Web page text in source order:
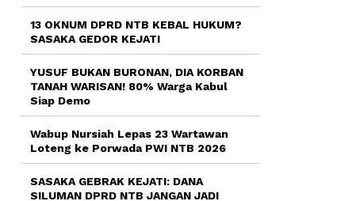
13 OKNUM DPRD NTB KEBAL HUKUM?
SASAKA GEDOR KEJATI
YUSUF BUKAN BURONAN, DIA KORBAN
TANAH WARISAN! 80% Warga Kabul
Siap Demo
Wabup Nursiah Lepas 23 Wartawan
Loteng ke Porwada PWI NTB 2026
SASAKA GEBRAK KEJATI: DANA
SILUMAN DPRD NTB JANGAN JADI